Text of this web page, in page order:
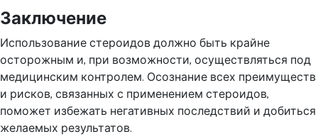
Заключение
Использование стероидов должно быть крайне
осторожным и, при возможности, осуществляться под
медицинским контролем. Осознание всех преимуществ
и рисков, связанных с применением стероидов,
поможет избежать негативных последствий и добиться
желаемых результатов.